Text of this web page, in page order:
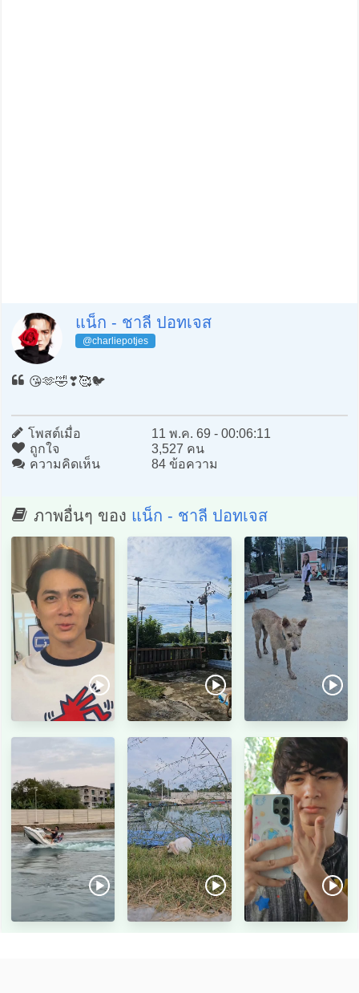
แน็ก - ชาลี ปอทเจส
@charliepotjes
😘🫶🤣❣️🥰🐦
โพสต์เมื่อ
11 พ.ค. 69 - 00:06:11
ถูกใจ
3,527 คน
ความคิดเห็น
84 ข้อความ
ภาพอื่นๆ ของ แน็ก - ชาลี ปอทเจส